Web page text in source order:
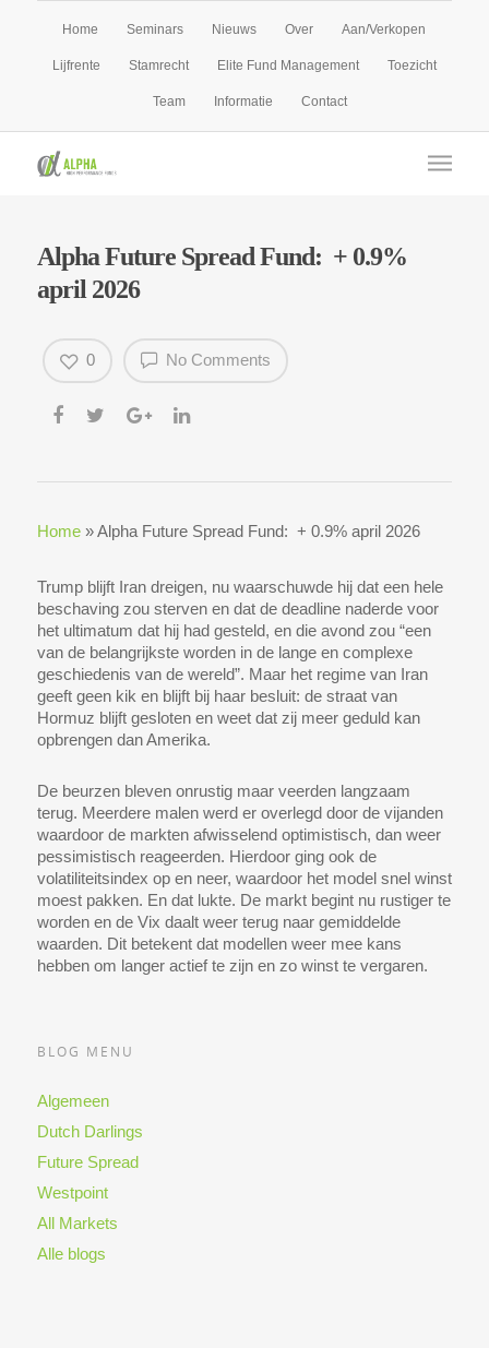
Home Seminars Nieuws Over Aan/Verkopen
Lijfrente Stamrecht Elite Fund Management Toezicht
Team Informatie Contact
Alpha Future Spread Fund: + 0.9%
april 2026
No Comments
0
Home»Alpha Future Spread Fund: + 0.9% april 2026
Trump blijft Iran dreigen, nu waarschuwde hij dat een hele
beschaving zou sterven en dat de deadline naderde voor
het ultimatum dat hij had gesteld, en die avond zou “een
van de belangrijkste worden in de lange en complexe
geschiedenis van de wereld”. Maar het regime van Iran
geeft geen kik en blijft bij haar besluit: de straat van
Hormuz blijft gesloten en weet dat zij meer geduld kan
opbrengen dan Amerika.
De beurzen bleven onrustig maar veerden langzaam
terug. Meerdere malen werd er overlegd door de vijanden
waardoor de markten afwisselend optimistisch, dan weer
pessimistisch reageerden. Hierdoor ging ook de
volatiliteitsindex op en neer, waardoor het model snel winst
moest pakken. En dat lukte. De markt begint nu rustiger te
worden en de Vix daalt weer terug naar gemiddelde
waarden. Dit betekent dat modellen weer mee kans
hebben om langer actief te zijn en zo winst te vergaren.
BLOG MENU
Algemeen
Dutch Darlings
Future Spread
Westpoint
All Markets
Alle blogs